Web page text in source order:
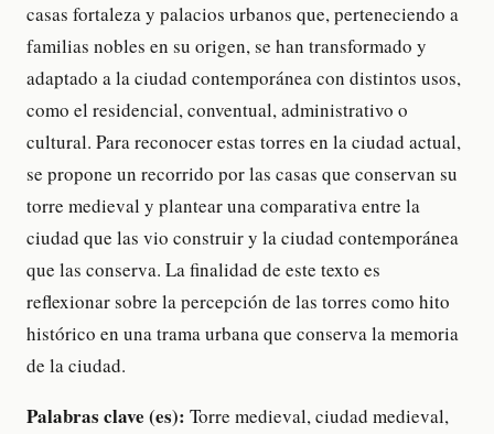
casas fortaleza y palacios urbanos que, perteneciendo a
familias nobles en su origen, se han transformado y
adaptado a la ciudad contemporánea con distintos usos,
como el residencial, conventual, administrativo o
cultural. Para reconocer estas torres en la ciudad actual,
se propone un recorrido por las casas que conservan su
torre medieval y plantear una comparativa entre la
ciudad que las vio construir y la ciudad contemporánea
que las conserva. La finalidad de este texto es
reflexionar sobre la percepción de las torres como hito
histórico en una trama urbana que conserva la memoria
de la ciudad.
Palabras clave (es): Torre medieval, ciudad medieval,